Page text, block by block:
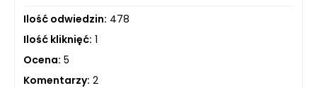
Ilość odwiedzin: 478
Ilość kliknięć: 1
Ocena: 5
Komentarzy: 2